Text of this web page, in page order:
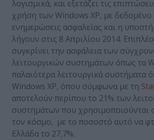
λογισμικά, και εξετάζει τις
χρήση των Windows XP, με δεδομένο
ενημερώσεις ασφαλείας και η
λήγουν στις 8 Απριλίου 2014.
συγκρίνει την ασφάλεια των
λειτουργικών συστημάτων όπως τα
παλαιότερα λειτουργικά συστήματα
Windows XP, όπου σύμφωνα με τη
αποτελούν περίπου το 21% των
συστημάτων που χρησιμοποιούνται
τον κόσμο, με το ποσοστό αυτό να
Ελλάδα το 27,7%.